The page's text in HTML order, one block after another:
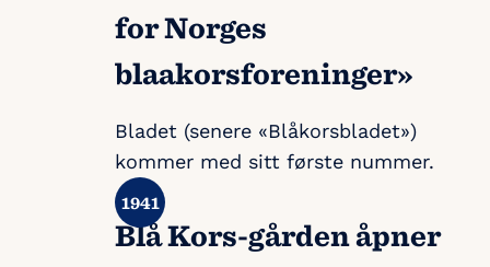
for Norges
blaakorsforeninger»
Bladet (senere «Blåkorsbladet»)
kommer med sitt første nummer.
Blå Kors-gården åpner